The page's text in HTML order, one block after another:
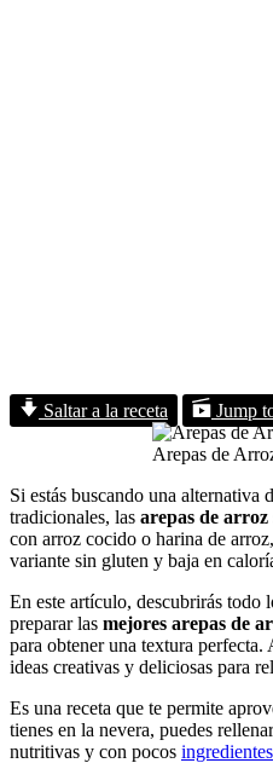
Saltar a la receta Jump
Arepas de
Si estás buscando una alternativa
tradicionales, las arepas de arroz
con arroz cocido o harina de
variante sin gluten y baja en
En este artículo, descubrirás todo
preparar las mejores arepas de
para obtener una textura perfecta.
ideas creativas y deliciosas para
Es una receta que te permite
tienes en la nevera, puedes
nutritivas y con pocos ingredientes